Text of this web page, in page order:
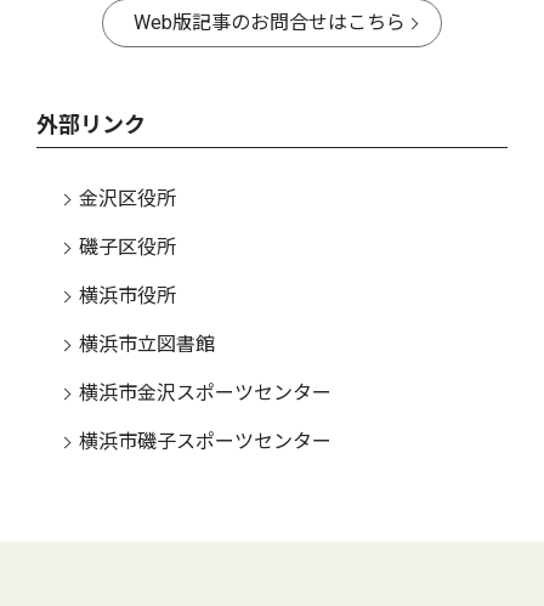
Web版記事のお問合せはこちら
外部リンク
金沢区役所
磯子区役所
横浜市役所
横浜市立図書館
横浜市金沢スポーツセンター
横浜市磯子スポーツセンター